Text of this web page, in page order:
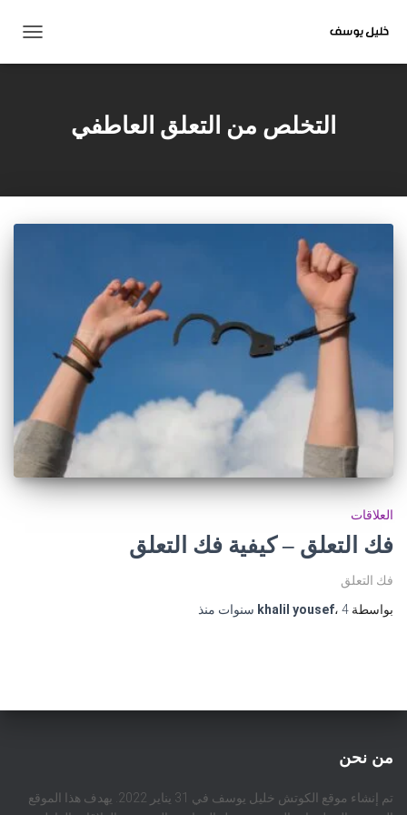
التنقل
التخلص من التعلق العاطفي
العلاقات
فك التعلق – كيفية فك التعلق
فك التعلق
بواسطة
khalil yousef، 4 سنوات منذ
من نحن
تم إنشاء موقع الكوتش خليل يوسف في 31 يناير 2022. يهدف هذا الموقع